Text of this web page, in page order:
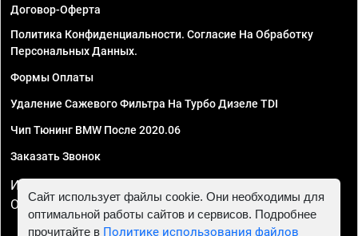
Договор-Оферта
Политика Конфиденциальности. Согласие На Обработку
Персональных Данных.
Формы Оплаты
Удаление Сажевого Фильтра На Турбо Дизеле TDI
Чип Тюнинг BMW После 2020.06
Заказать Звонок
ИП Смирнов Георгий Павлович. ИНН 781302555843,
ОГРНИП 324470400032610
Сайт использует файлы cookie. Они необходимы для
оптимальной работы сайтов и сервисов. Подробнее
прочитайте в Политике использования файлов